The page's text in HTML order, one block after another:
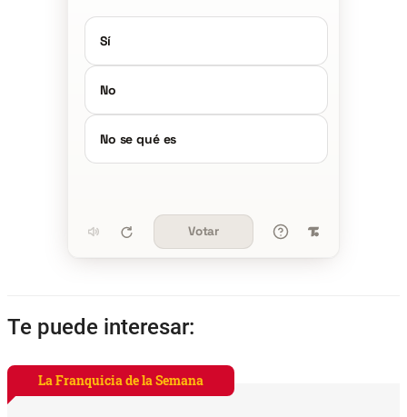
Sí
No
No se qué es
Votar
Te puede interesar:
La Franquicia de la Semana